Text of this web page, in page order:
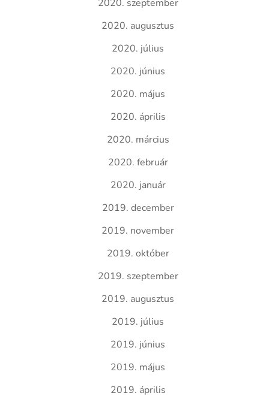
2020. szeptember
2020. augusztus
2020. július
2020. június
2020. május
2020. április
2020. március
2020. február
2020. január
2019. december
2019. november
2019. október
2019. szeptember
2019. augusztus
2019. július
2019. június
2019. május
2019. április